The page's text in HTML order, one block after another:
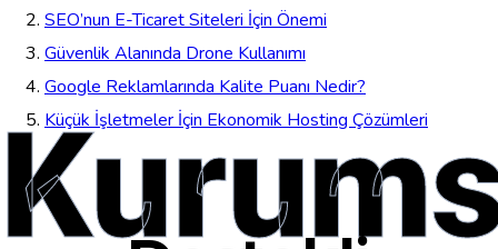
SEO’nun E-Ticaret Siteleri İçin Önemi
Güvenlik Alanında Drone Kullanımı
Google Reklamlarında Kalite Puanı Nedir?
Küçük İşletmeler İçin Ekonomik Hosting Çözümleri